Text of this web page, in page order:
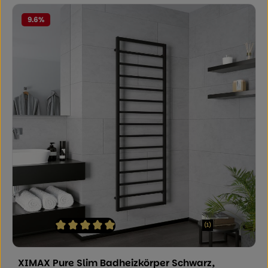
9.6%
Durchschnittliche Bewertung von 5 von 5 Sternen
(1)
XIMAX Pure Slim Badheizkörper Schwarz,